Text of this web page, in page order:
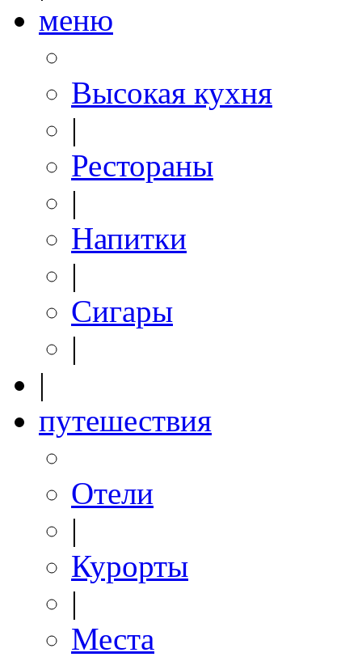
меню
Высокая кухня
|
Рестораны
|
Напитки
|
Сигары
|
|
путешествия
Отели
|
Курорты
|
Места